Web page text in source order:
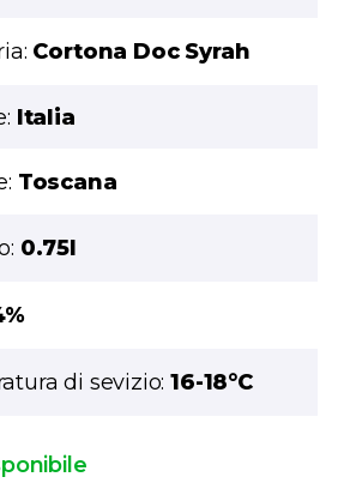
Cortona Doc Syrah
Italia
Toscana
0.75l
di sevizio:16-18°C